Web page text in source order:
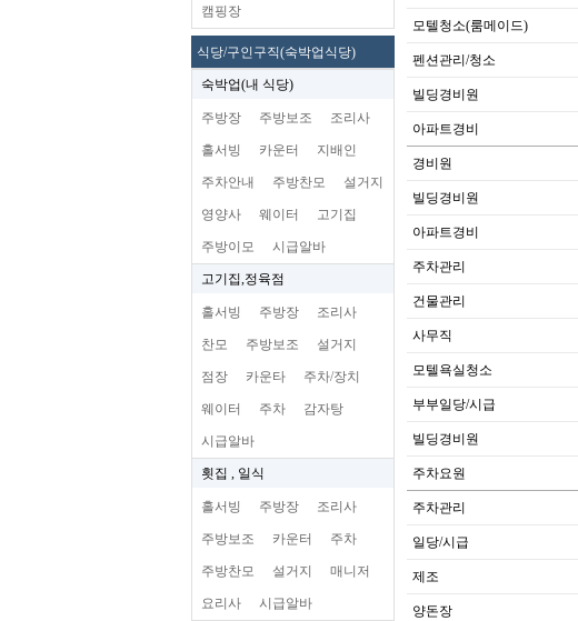
캠핑장
식당/구인구직(숙박업식당)
숙박업(내 식당)
주방장 주방보조 조리사
홀서빙 카운터 지배인
주차안내 주방찬모 설거지
영양사 웨이터 고기집
주방이모 시급알바
고기집,정육점
홀서빙 주방장 조리사
찬모 주방보조 설거지
점장 카운타 주차/장치
웨이터 주차 감자탕
시급알바
횟집 , 일식
홀서빙 주방장 조리사
주방보조 카운터 주차
주방찬모 설거지 매니저
요리사 시급알바
모텔청소(룸메이드)
펜션관리/청소
빌딩경비원
아파트경비
경비원
빌딩경비원
아파트경비
주차관리
건물관리
사무직
모텔욕실청소
부부일당/시급
빌딩경비원
주차요원
주차관리
일당/시급
제조
양돈장